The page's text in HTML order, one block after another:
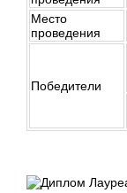
Место
проведения
Победители